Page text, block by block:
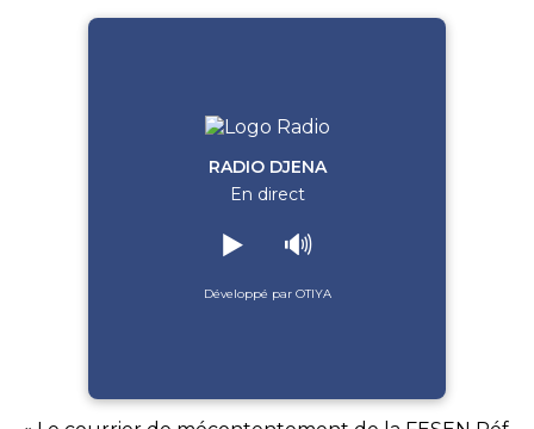
RADIO DJENA
En direct
▶️ 🔊
Développé par OTIYA